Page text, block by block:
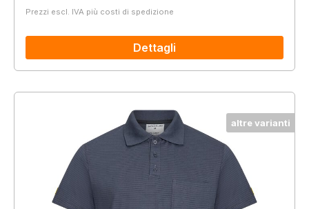
Prezzi escl. IVA più costi di spedizione
Dettagli
altre varianti